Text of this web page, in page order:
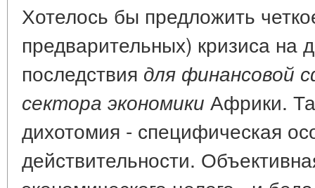
Хотелось бы предложить
предварительных) кризиса на
последствия для финансовой
сектора экономики Африки.
дихотомия - специфическая
действительности.